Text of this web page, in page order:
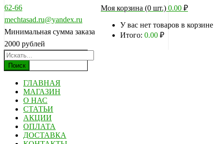
Моя корзина (0 шт.) 0.00 ₽
У вас нет товаров в корзине
Итого: 0.00 ₽
62-66
mechtasad.ru@yandex.ru
Минимальная сумма заказа
2000 рублей
Поиск
ГЛАВНАЯ
МАГАЗИН
О НАС
СТАТЬИ
АКЦИИ
ОПЛАТА
ДОСТАВКА